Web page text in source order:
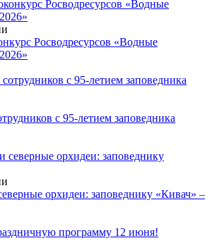
Росводресурсов «Водные
с 95-летием заповедника
орхидеи: заповеднику «Кивач» –